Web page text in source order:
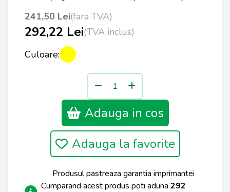
241,50 Lei(fara TVA)
292,22 Lei(TVA inclus)
Culoare:
Adauga in cos
Adauga la favorite
Produsul pastreaza garantia imprimantei
Cumparand acest produs poti aduna 292